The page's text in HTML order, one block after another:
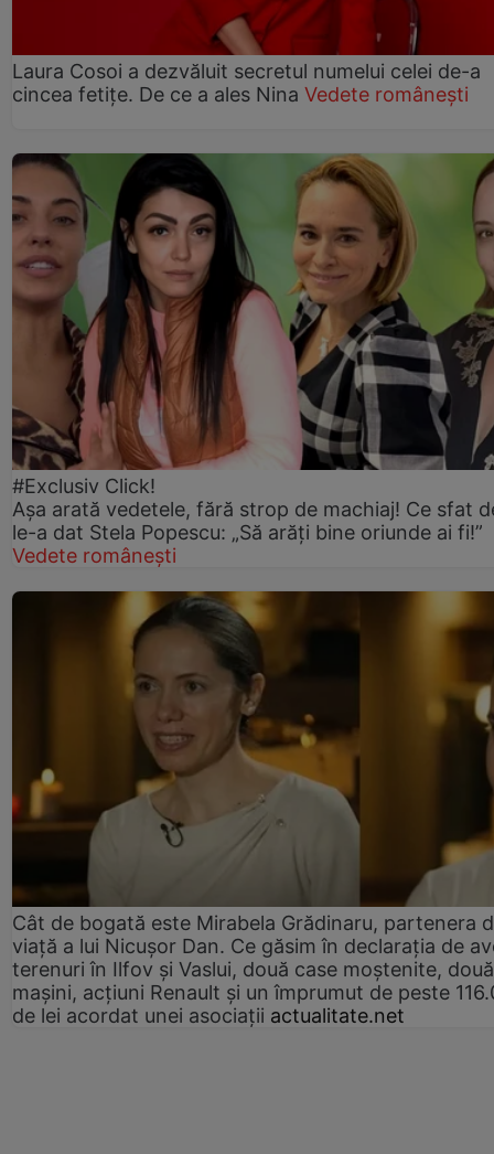
Laura Cosoi a dezvăluit secretul numelui celei de-a
cincea fetițe. De ce a ales Nina Vedete românești
#Exclusiv Click!
Așa arată vedetele, fără strop de machiaj! Ce sfat
le-a dat Stela Popescu: „Să arăți bine oriunde ai fi!”
Vedete românești
Cât de bogată este Mirabela Grădinaru, partenera
viață a lui Nicușor Dan. Ce găsim în declarația de
terenuri în Ilfov și Vaslui, două case moștenite, două
mașini, acțiuni Renault și un împrumut de peste
de lei acordat unei asociații actualitate.net